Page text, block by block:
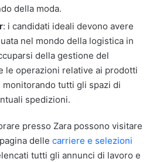
della moda.
: i candidati ideali devono avere
nel mondo della logistica in
della gestione del
le operazioni relative ai prodotti
monitorando tutti gli spazi di
spedizioni.
presso Zara possono visitare
delle carriere e selezioni
tutti gli annunci di lavoro e